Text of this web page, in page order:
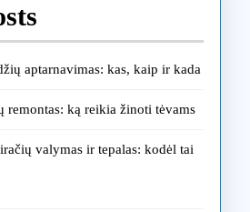
aptarnavimas: kas, kaip ir kada
remontas: ką reikia žinoti tėvams
valymas ir tepalas: kodėl tai